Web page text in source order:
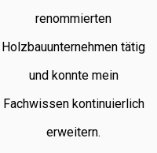
renommierten
Holzbauunternehmen tätig
und konnte mein
Fachwissen kontinuierlich
erweitern.